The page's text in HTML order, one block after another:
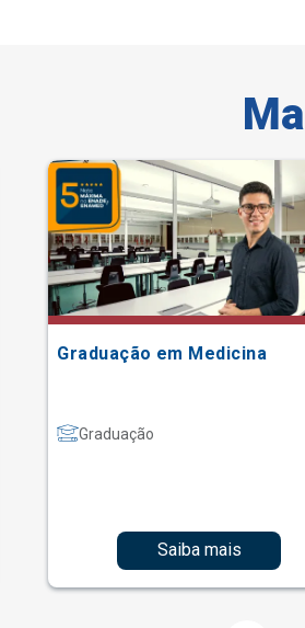
Graduação em Medicina
Graduação
Saiba mais